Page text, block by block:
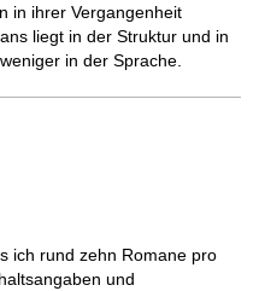
in ihrer Vergangenheit
liegt in der Struktur und in
in der Sprache.
ich rund zehn Romane pro
und